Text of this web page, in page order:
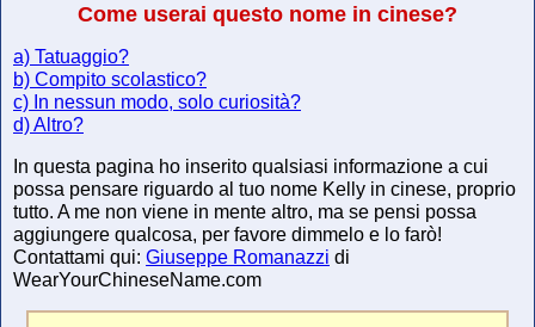
Come userai questo nome in cinese?
a) Tatuaggio?
b) Compito scolastico?
c) In nessun modo, solo curiosità?
d) Altro?
In questa pagina ho inserito qualsiasi informazione a cui
possa pensare riguardo al tuo nome Kelly in cinese, proprio
tutto. A me non viene in mente altro, ma se pensi possa
aggiungere qualcosa, per favore dimmelo e lo farò!
Contattami qui: Giuseppe Romanazzi di
WearYourChineseName.com